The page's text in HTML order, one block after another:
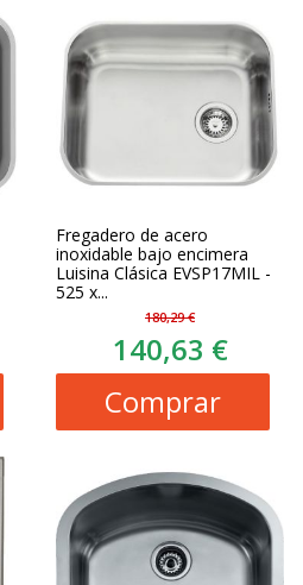
Fregadero de acero
inoxidable bajo encimera
Luisina Clásica EVSP17MIL -
525 x...
180,29 €
140,63 €
Comprar